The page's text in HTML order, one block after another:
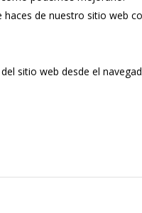
de nuestro sitio web
sitio web desde el